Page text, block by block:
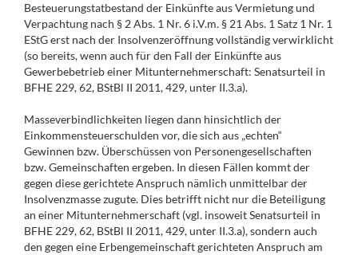
Besteuerungstatbestand der Einkünfte aus Vermietung und
Verpachtung nach § 2 Abs. 1 Nr. 6 i.V.m. § 21 Abs. 1 Satz 1 Nr. 1
EStG erst nach der Insolvenzeröffnung vollständig verwirklicht
(so bereits, wenn auch für den Fall der Einkünfte aus
Gewerbebetrieb einer Mitunternehmerschaft: Senatsurteil in
BFHE 229, 62, BStBl II 2011, 429, unter II.3.a).
Masseverbindlichkeiten liegen dann hinsichtlich der
Einkommensteuerschulden vor, die sich aus „echten“
Gewinnen bzw. Überschüssen von Personengesellschaften
bzw. Gemeinschaften ergeben. In diesen Fällen kommt der
gegen diese gerichtete Anspruch nämlich unmittelbar der
Insolvenzmasse zugute. Dies betrifft nicht nur die Beteiligung
an einer Mitunternehmerschaft (vgl. insoweit Senatsurteil in
BFHE 229, 62, BStBl II 2011, 429, unter II.3.a), sondern auch
den gegen eine Erbengemeinschaft gerichteten Anspruch am